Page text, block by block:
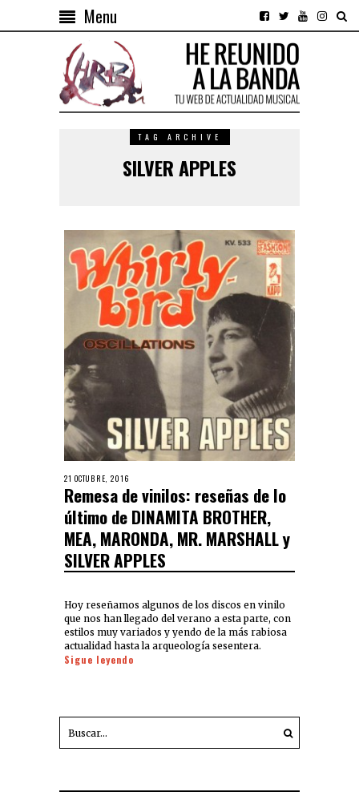
Menu
TAG ARCHIVE
SILVER APPLES
21 OCTUBRE, 2016
Remesa de vinilos: reseñas de lo
último de DINAMITA BROTHER,
MEA, MARONDA, MR. MARSHALL y
SILVER APPLES
Hoy reseñamos algunos de los discos en vinilo
que nos han llegado del verano a esta parte, con
estilos muy variados y yendo de la más rabiosa
actualidad hasta la arqueología sesentera.
Sigue leyendo